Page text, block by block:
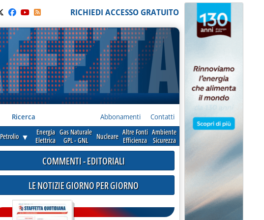
RICHIEDI ACCESSO GRATUITO
Ricerca Abbonamenti Contatti
Petrolio ▼
Energia
Elettrica
Gas Naturale
GPL - GNL
Nucleare Altre Fonti
Efficienza
Ambiente
Sicurezza
COMMENTI - EDITORIALI
LE NOTIZIE GIORNO PER GIORNO